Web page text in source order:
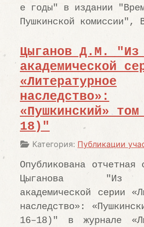
е годы" в издании
Пушкинской комиссии",
Цыганов Д.М. "Из
академической
«Литературное
наследство»:
«Пушкинский»
18)"
Информация о материале
Категория: Публикации
Опубликована
Цыганова "Из
академической серии
наследство»:
16–18)" в журнале